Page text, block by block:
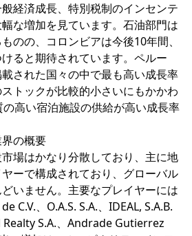
経済成長、特別税制のインセンテ
な増加を見ています。石油部門は
のの、コロンビアは今後10年間、
ると期待されています。ペルー
された国々の中で最も高い成長率
トックが比較的小さいにもかかわ
高い宿泊施設の供給が高い成長率
の概要
場はかなり分散しており、主に地
ーで構成されており、グローバル
いません。主要なプレイヤーには
C.V.、O.A.S. S.A.、IDEAL, S.A.B.
Realty S.A.、Andrade Gutierrez